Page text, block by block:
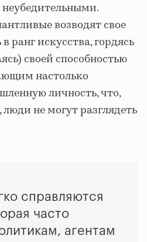
возводят свое
ранг искусства, гордясь
своей способностью
настолько
личность, что,
не могут разглядеть
справляются
часто
агентам